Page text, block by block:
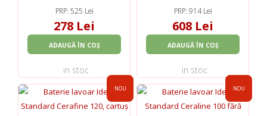
PRP: 525 Lei
278 Lei
ADAUGĂ ÎN COȘ
in stoc
PRP: 914 Lei
608 Lei
ADAUGĂ ÎN COȘ
in stoc
NOU NOU